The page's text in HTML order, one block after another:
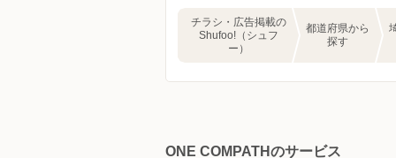
チラシ・広告掲載の
Shufoo!（シュフ
ー）
都道府県から
探す
ONE COMPATHのサービス